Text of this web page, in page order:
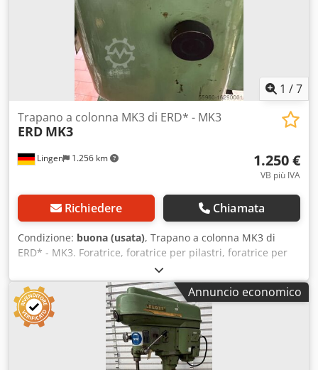
1 /7
Lingen 1.256 km
Trapano a colonna MK3 di ERD* - MK3
ERD MK3
1.250 €
VB più IVA
Richiedere Chiamata
Condizione: buona (usata), Trapano a colonna MK3 di
ERD* - MK3. Foratrice, foratrice per pilastri, foratrice per
colonne -Consegna: in condizioni pari a quelle ispezionate
-Motore: HEW 0,8 kW -Dimensioni tavola: Ø 355 mm -
Portamandrino: MK3 -Distanza di corsa: 500 mm -Sbraccio:
300 mm -Colonne: Ø 110 mm -Corsa mandrino: 150 mm -
Trasmissione tramite: Cinghia trapezoidale -Dimensioni:
850/500/H1850 mm -Peso: 294 kg Condizione: usato Cjdpfx
Annuncio economico